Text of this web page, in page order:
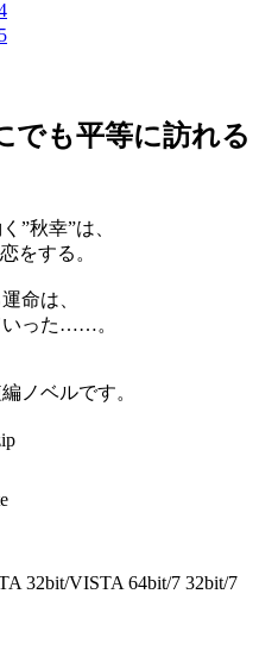
でも平等に訪れる
”秋幸”は、
をする。
命は、
いった……。
ノベルです。
32bit/VISTA 64bit/7 32bit/7